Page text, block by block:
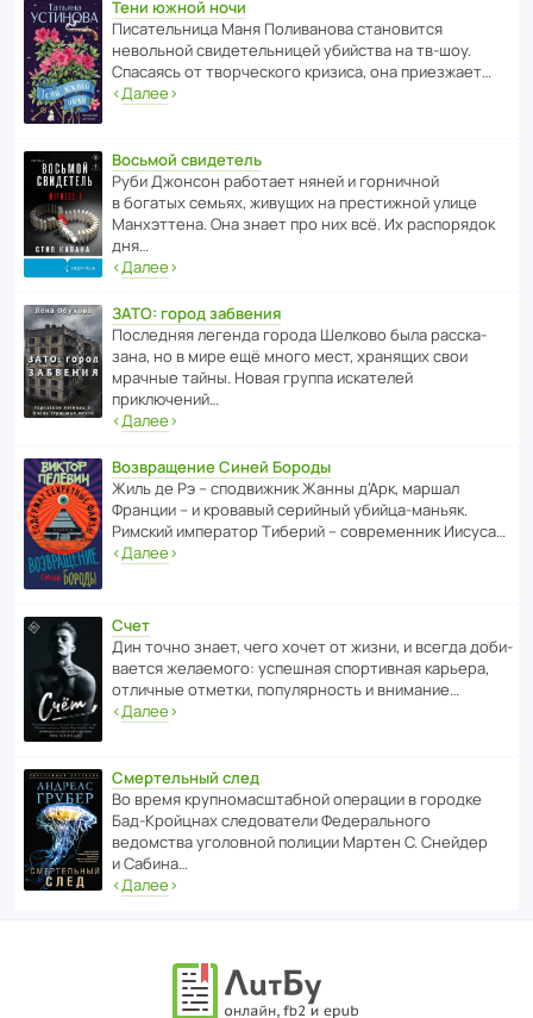
Тени южной ночи
Писа­тель­ница Маня Поли­ва­нова стано­вится
невольной свиде­тель­ницей убийства на тв-шоу.
Спасаясь от твор­че­с­кого кризиса, она приезжает…
‹Далее›
Восьмой свидетель
Руби Джонсон рабо­тает няней и горни­чной
в богатых семьях, живущих на прес­ти­жной улице
Манх­эт­тена. Она знает про них всё. Их распо­рядок
дня…
‹Далее›
ЗАТО: город забвения
После­дняя легенда города Шелково была расска­
зана, но в мире ещё много мест, хранящих свои
мрачные тайны. Новая группа иска­телей
приключений…
‹Далее›
Возвращение Синей Бороды
Жиль де Рэ – спод­ви­жник Жанны д’Арк, маршал
Франции – и кровавый серийный убийца-маньяк.
Римский импе­ратор Тиберий – совре­менник Иисуса…
‹Далее›
Счет
Дин точно знает, чего хочет от жизни, и всегда доби­
ва­ется жела­е­мого: успе­шная спор­ти­вная карьера,
отли­чные отметки, попу­ля­р­ность и внимание…
‹Далее›
Смертельный след
Во время круп­но­мас­ш­та­бной операции в городке
Бад‑Крой­цнах следо­ва­тели Феде­раль­ного
ведомства уголо­вной полиции Мартен С. Снейдер
и Сабина…
‹Далее›